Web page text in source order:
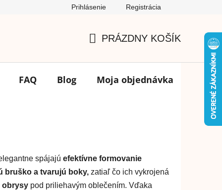
Podmienky ochrany osobných údajov FAQ
Prihlásenie Registrácia
KOŠÍK
PRÁZDNY KOŠÍK
FAQ Blog Moja objednávka
spájajú efektívne formovanie
bruško a tvarujú boky, zatiaľ čo ich vykrojená
obrysy pod priliehavým oblečením. Vďaka